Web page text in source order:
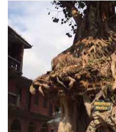
恆河的源頭：尼泊爾